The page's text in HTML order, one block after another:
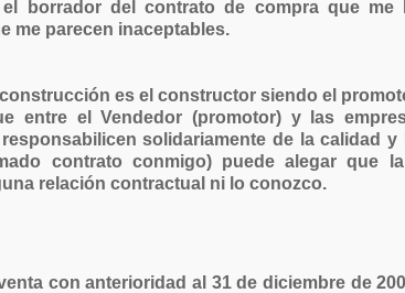
borrador del contrato de compra que me
me parecen inaceptables.
es el constructor siendo el
entre el Vendedor (promotor) y las
solidariamente de la calidad y
contrato conmigo) puede alegar que
relación contractual ni lo conozco.
con anterioridad al 31 de diciembre de